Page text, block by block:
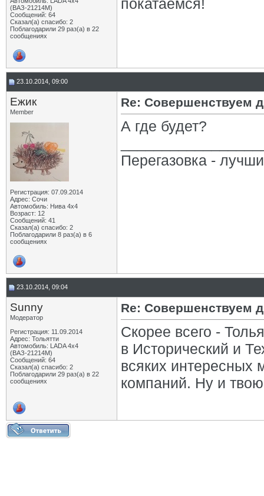
(ВАЗ-21214М)
Сообщений: 64
Сказал(а) спасибо: 2
Поблагодарили 29 раз(а) в 22
сообщениях
покатаемся!
23.10.2014, 09:00
Eжик
Member
Регистрация: 07.09.2014
Адрес: Сочи
Автомобиль: Нива 4х4
Возраст: 12
Сообщений: 41
Сказал(а) спасибо: 2
Поблагодарили 8 раз(а) в 6
сообщениях
Re: Совершенствуем
А где будет?
Перегазовка -
23.10.2014, 09:04
Sunny
Модератор
Регистрация: 11.09.2014
Адрес: Тольятти
Автомобиль: LADA 4x4
(ВАЗ-21214М)
Сообщений: 64
Сказал(а) спасибо: 2
Поблагодарили 29 раз(а) в 22
сообщениях
Re: Совершенствуем
Скорее всего -
в Исторический и
всяких интересных
компаний. Ну и